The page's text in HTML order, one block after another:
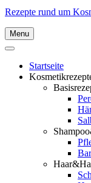
Rezepte rund um
Menu
Startseite